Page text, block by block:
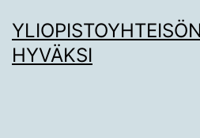
sisältöön
YLIOPISTOYHTEISÖN
HYVÄKSI